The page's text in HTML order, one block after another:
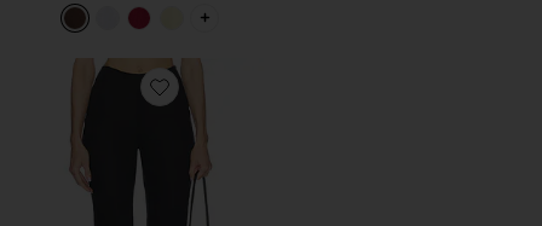
PLUS ICON TO SEE MORE OPTIONS
Favorite ??????? ?????